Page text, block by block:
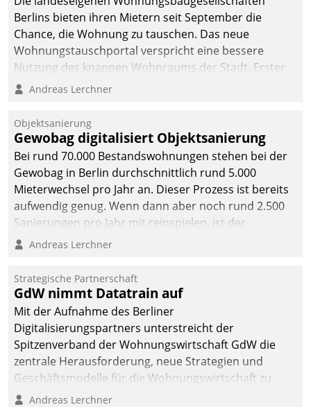
Berlins bieten ihren Mietern seit September die
Chance, die Wohnung zu tauschen. Das neue
Wohnungstauschportal verspricht eine bessere
Nutzung des knappen Wohnraums der Stadt. Erster
Anwendungsfall für Datatrains Lösung API-Hub mit
Unternehmen.
Andreas Lerchner
Objektsanierung
Gewobag digitalisiert Objektsanierung
Bei rund 70.000 Bestandswohnungen stehen bei der
Gewobag in Berlin durchschnittlich rund 5.000
Mieterwechsel pro Jahr an. Dieser Prozess ist bereits
aufwendig genug. Wenn dann aber noch rund 2.500
Sanierungen pro Jahr mit reinspielen, ist der
Betreuungs- und Organisationsaufwand immens. Im
kommunale Wohnungsbauunternehmen daher
gemeinsam mit der Berliner Datatrain GmbH den
Teilprozess der Objektsanierung digitalisiert.
Andreas Lerchner
Strategische Partnerschaft
GdW nimmt Datatrain auf
Mit der Aufnahme des Berliner
Digitalisierungspartners unterstreicht der
Spitzenverband der Wohnungswirtschaft GdW die
zentrale Herausforderung, neue Strategien und
Geschäftsmodelle für die Wohnungswirtschaft zu
entwickeln.
Andreas Lerchner